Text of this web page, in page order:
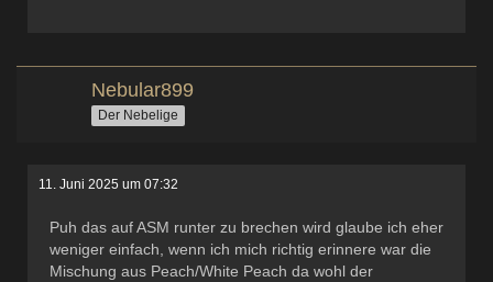
Nebular899
Der Nebelige
11. Juni 2025 um 07:32
Puh das auf ASM runter zu brechen wird glaube ich eher
weniger einfach, wenn ich mich richtig erinnere war die
Mischung aus Peach/White Peach da wohl der